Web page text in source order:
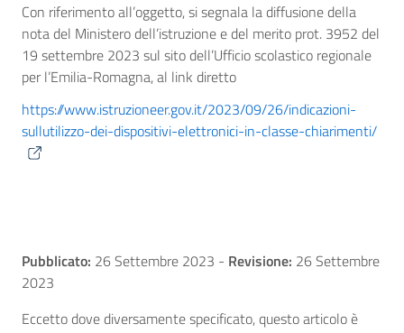
Con riferimento all’oggetto, si segnala la diffusione della
nota del Ministero dell’istruzione e del merito prot. 3952 del
19 settembre 2023 sul sito dell’Ufficio scolastico regionale
per l’Emilia-Romagna, al link diretto
https://www.istruzioneer.gov.it/2023/09/26/indicazioni-
sullutilizzo-dei-dispositivi-elettronici-in-classe-chiarimenti/
Pubblicato: 26 Settembre 2023 - Revisione: 26 Settembre
2023
Eccetto dove diversamente specificato, questo articolo è